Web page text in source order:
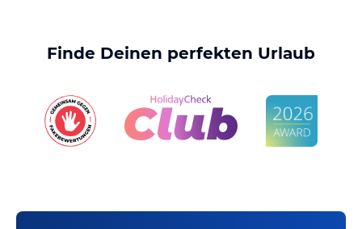
Finde Deinen perfekten Urlaub